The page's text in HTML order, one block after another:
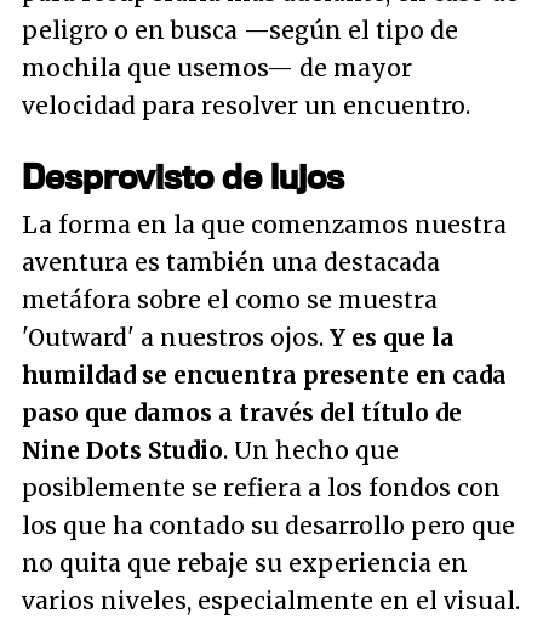
peligro o en busca —según el tipo de
mochila que usemos— de mayor
velocidad para resolver un encuentro.
Desprovisto de lujos
La forma en la que comenzamos nuestra
aventura es también una destacada
metáfora sobre el como se muestra
'Outward' a nuestros ojos. Y es que la
humildad se encuentra presente en cada
paso que damos a través del título de
Nine Dots Studio. Un hecho que
posiblemente se refiera a los fondos con
los que ha contado su desarrollo pero que
no quita que rebaje su experiencia en
varios niveles, especialmente en el visual.